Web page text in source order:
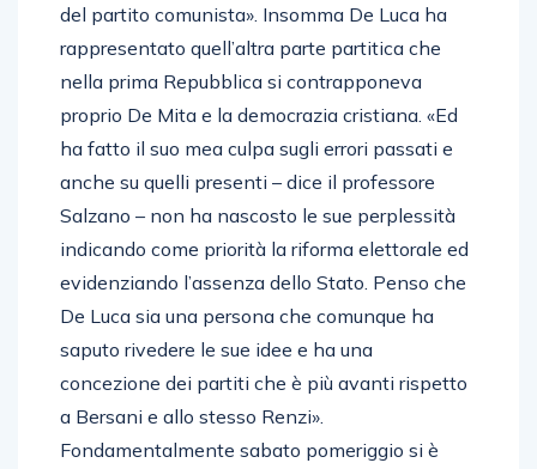
del partito comunista». Insomma De Luca ha
rappresentato quell’altra parte partitica che
nella prima Repubblica si contrapponeva
proprio De Mita e la democrazia cristiana. «Ed
ha fatto il suo mea culpa sugli errori passati e
anche su quelli presenti – dice il professore
Salzano – non ha nascosto le sue perplessità
indicando come priorità la riforma elettorale ed
evidenziando l’assenza dello Stato. Penso che
De Luca sia una persona che comunque ha
saputo rivedere le sue idee e ha una
concezione dei partiti che è più avanti rispetto
a Bersani e allo stesso Renzi».
Fondamentalmente sabato pomeriggio si è